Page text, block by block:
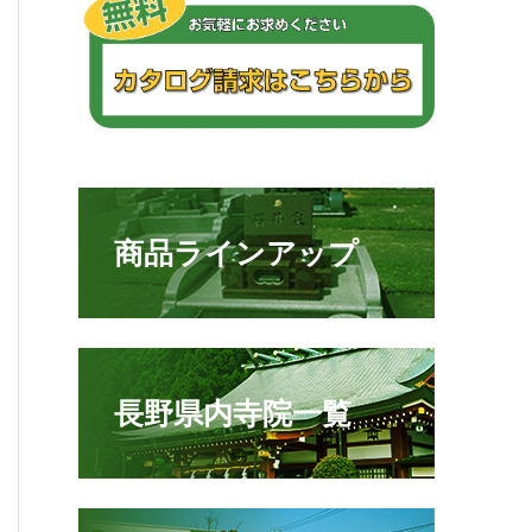
商品ラインアップ
長野県内寺院一覧